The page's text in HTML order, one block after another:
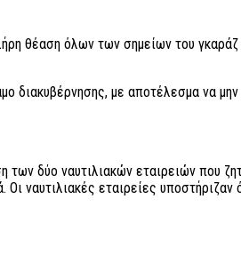
θέαση όλων των σημείων του
με αποτέλεσμα να
των δύο ναυτιλιακών εταιρειών που
ναυτιλιακές εταιρείες υποστήριζαν